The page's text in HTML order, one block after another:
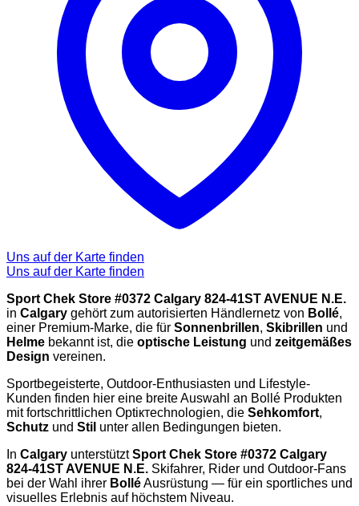
Uns auf der Karte finden
Uns auf der Karte finden
Sport Chek Store #0372 Calgary 824-41ST AVENUE N.E.
in Calgary gehört zum autorisierten Händlernetz von Bollé,
einer Premium-Marke, die für Sonnenbrillen, Skibrillen und
Helme bekannt ist, die optische Leistung und zeitgemäßes
Design vereinen.
Sportbegeisterte, Outdoor-Enthusiasten und Lifestyle-
Kunden finden hier eine breite Auswahl an Bollé Produkten
mit fortschrittlichen Optiктechnologien, die Sehkomfort,
Schutz und Stil unter allen Bedingungen bieten.
In Calgary unterstütztSport Chek Store #0372 Calgary
824-41ST AVENUE N.E. Skifahrer, Rider und Outdoor-Fans
bei der Wahl ihrer BolléAusrüstung — für ein sportliches und
visuelles Erlebnis auf höchstem Niveau.